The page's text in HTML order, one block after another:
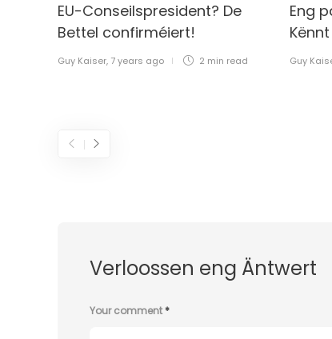
EU-Conseilspresident? De
Bettel confirméiert!
Guy Kaiser, 7 years ago 2 min read
Eng
Guy
Verloossen eng Äntwert
Your comment*